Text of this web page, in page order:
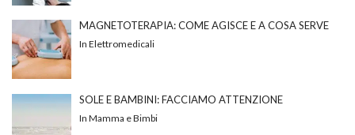
MAGNETOTERAPIA: COME AGISCE E A COSA SERVE
In Elettromedicali
SOLE E BAMBINI: FACCIAMO ATTENZIONE
In Mamma e Bimbi